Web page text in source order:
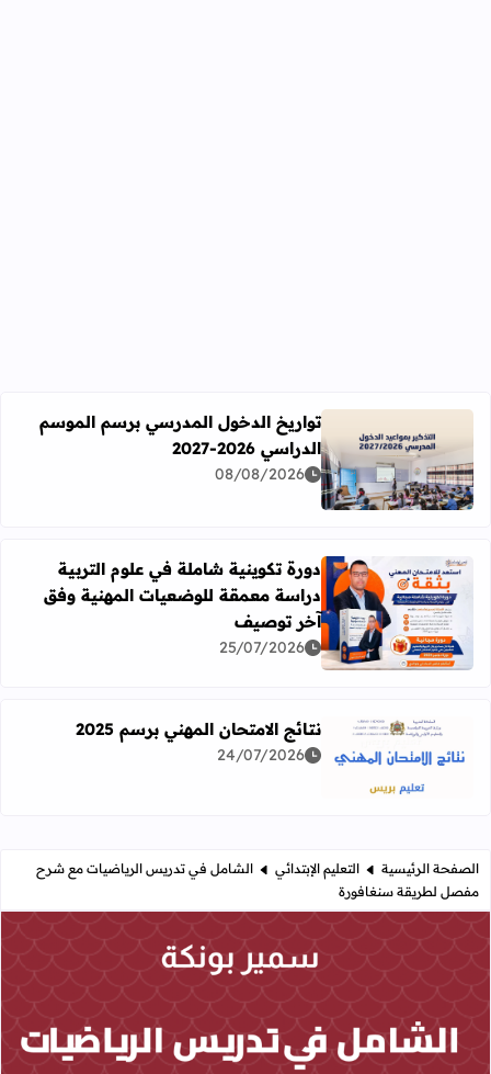
اقرأ المزيد عن تواريخ الدخول المدرسي برسم الموسم الدراسي 2026-
تواريخ الدخول المدرسي برسم الموسم
الدراسي 2026-2027
08/08/2026
اقرأ المزيد عن دورة تكوينية شاملة في علوم التربية
دورة تكوينية شاملة في علوم التربية
دراسة معمقة للوضعيات المهنية وفق
آخر توصيف
25/07/2026
اقرأ المزيد عن نتائج الامتحان المهني برسم 2025
نتائج الامتحان المهني برسم 2025
24/07/2026
الصفحة الرئيسية التعليم الإبتدائي
الشامل في تدريس الرياضيات مع شرح
مفصل لطريقة سنغافورة
الشامل في تدريس الرياضيات مع